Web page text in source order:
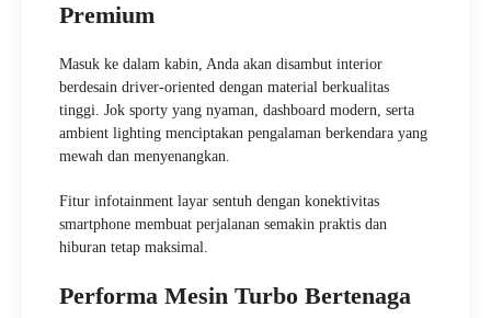
Premium
Masuk ke dalam kabin, Anda akan disambut interior
berdesain driver-oriented dengan material berkualitas
tinggi. Jok sporty yang nyaman, dashboard modern, serta
ambient lighting menciptakan pengalaman berkendara yang
mewah dan menyenangkan.
Fitur infotainment layar sentuh dengan konektivitas
smartphone membuat perjalanan semakin praktis dan
hiburan tetap maksimal.
Performa Mesin Turbo Bertenaga